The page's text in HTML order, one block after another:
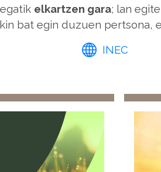
elkartzen gara; lan
bat egin duzuen pertsona,
INEC